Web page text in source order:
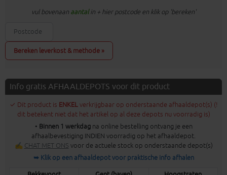
vul bovenaan aantalin + hier postcode en klik op 'bereken'
Bereken leverkost & methode »
Info gratis AFHAALDEPOTS voor dit product
✓ Dit product is ENKELverkrijgbaar op onderstaande afhaaldepot(s) (!
dit betekent niet dat het artikel op al deze depots nu voorradig is)
• Binnen 1 werkdagna online bestelling ontvang je een
afhaalbevestiging INDIEN voorradig op het afhaaldepot.
✍ CHAT MET ONS voor de actuele stock op onderstaande depot(s)
➥ Klik op een afhaaldepot voor praktische info afhalen